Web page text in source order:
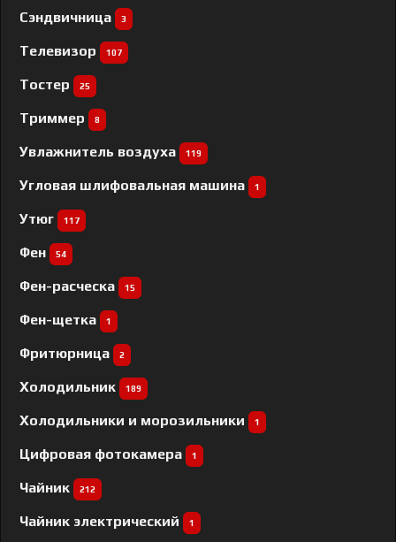
Сэндвичница 3
Телевизор 107
Тостер 25
Триммер 8
Увлажнитель воздуха 119
Угловая шлифовальная машина 1
Утюг 117
Фен 54
Фен-расческа 15
Фен-щетка 1
Фритюрница 2
Холодильник 189
Холодильники и морозильники 1
Цифровая фотокамера 1
Чайник 212
Чайник электрический 1